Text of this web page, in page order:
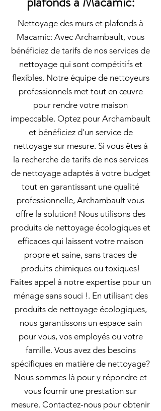
Nettoyage des murs et plafonds à
Macamic: Avec Archambault, vous
bénéficiez de tarifs de nos services de
nettoyage qui sont compétitifs et
flexibles. Notre équipe de nettoyeurs
professionnels met tout en œuvre
pour rendre votre maison
impeccable. Optez pour Archambault
et bénéficiez d'un service de
nettoyage sur mesure. Si vous êtes à
la recherche de tarifs de nos services
de nettoyage adaptés à votre budget
tout en garantissant une qualité
professionnelle, Archambault vous
offre la solution! Nous utilisons des
produits de nettoyage écologiques et
efficaces qui laissent votre maison
propre et saine, sans traces de
produits chimiques ou toxiques!
Faites appel à notre expertise pour un
ménage sans souci !. En utilisant des
produits de nettoyage écologiques,
nous garantissons un espace sain
pour vous, vos employés ou votre
famille. Vous avez des besoins
spécifiques en matière de nettoyage?
Nous sommes là pour y répondre et
vous fournir une prestation sur
mesure. Contactez-nous pour obtenir